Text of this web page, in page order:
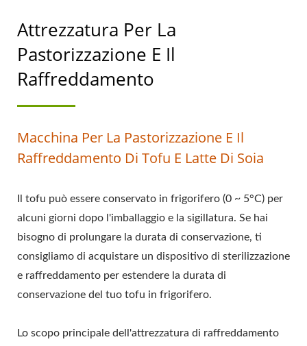
AUTOMATICA DI
MACCHINE PER LA
PREPARAZIONE DI
CON LA MASSIMA
SICUREZZA
ALIMENTARE.
Attrezzatura Per La
Pastorizzazione E Il
Raffreddamento
Macchina Per La Pastorizzazione E Il
Raffreddamento Di Tofu E Latte Di Soia
Il tofu può essere conservato in frigorifero (0 ~ 5°C) per
alcuni giorni dopo l'imballaggio e la sigillatura. Se hai
bisogno di prolungare la durata di conservazione, ti
consigliamo di acquistare un dispositivo di sterilizzazione
e raffreddamento per estendere la durata di
conservazione del tuo tofu in frigorifero.
Lo scopo principale dell'attrezzatura di raffreddamento